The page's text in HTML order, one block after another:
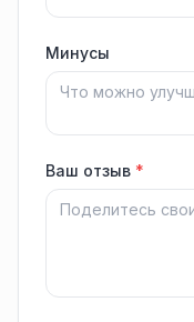
Минусы
Ваш отзыв *